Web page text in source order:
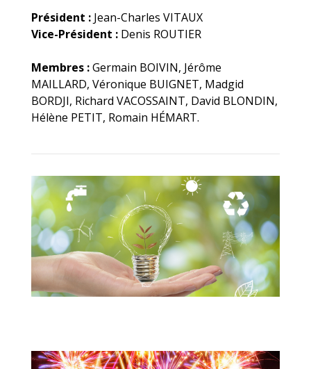
Président : Jean-Charles VITAUX
Vice-Président : Denis ROUTIER
Membres :Germain BOIVIN, Jérôme
MAILLARD, Véronique BUIGNET, Madgid
BORDJI, Richard VACOSSAINT, David BLONDIN,
Hélène PETIT, Romain HÉMART.